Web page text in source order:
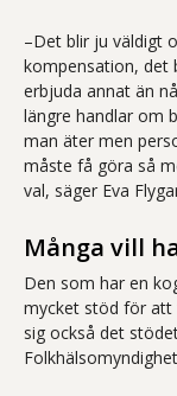
–Det blir ju väldigt
kompensation, det
erbjuda annat än
längre handlar om
man äter men
måste få göra så
val, säger Eva
Många vill
Den som har en
mycket stöd för att
sig också det